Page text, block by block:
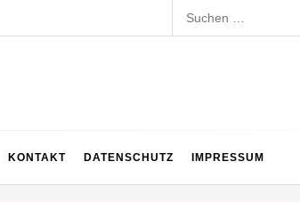
Suchen
nach:
KONTAKT DATENSCHUTZ IMPRESSUM